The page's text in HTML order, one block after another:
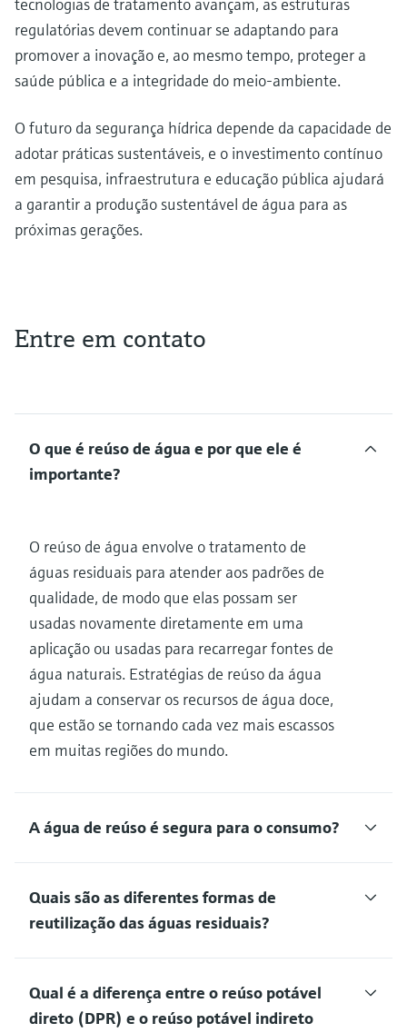
regulatórias devem continuar se adaptando para
promover a inovação e, ao mesmo tempo, proteger a
saúde pública e a integridade do meio-ambiente.
O futuro da segurança hídrica depende da capacidade de
adotar práticas sustentáveis, e o investimento contínuo
em pesquisa, infraestrutura e educação pública ajudará
a garantir a produção sustentável de água para as
próximas gerações.
Entre em contato
O que é reúso de água e por que ele é
importante?
O reúso de água envolve o tratamento de
águas residuais para atender aos padrões de
qualidade, de modo que elas possam ser
usadas novamente diretamente em uma
aplicação ou usadas para recarregar fontes de
água naturais. Estratégias de reúso da água
ajudam a conservar os recursos de água doce,
que estão se tornando cada vez mais escassos
em muitas regiões do mundo.
A água de reúso é segura para o consumo?
Quais são as diferentes formas de
reutilização das águas residuais?
Qual é a diferença entre o reúso potável
direto (DPR) e o reúso potável indireto